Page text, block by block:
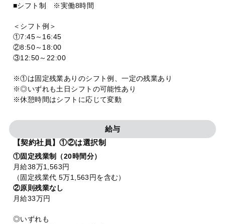
■シフト制 ※実働8時間
＜シフト例＞
①7:45～16:45
②8:50～18:00
③12:50～22:00
※①は固定残業ありのシフト例、一定の残業あり
※◎いずれも土日シフトの可能性あり
※休憩時間はシフトに応じて変動
給与
【契約社員】①②は選択制
①固定残業制（20時間分）
月給38万1,563円
（固定残業代 5万1,563円を含む）
②原則残業なし
月給33万円
◎いずれも